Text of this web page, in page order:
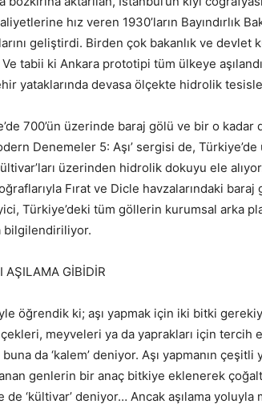
hız veren 1930’ların Bayındırlık
geliştirdi. Birden çok bakanlık ve devlet
tabii ki Ankara prototipi tüm ülkeye
yataklarında devasa ölçekte hidrolik
700’ün üzerinde baraj gölü ve bir o kadar
Denemeler 5: Aşı’ sergisi de,
üzerinden hidrolik dokuyu ele
Fırat ve Dicle havzalarındaki
Türkiye’deki tüm göllerin kurumsal arka
bilgilendiriliyor.
AŞILAMA GİBİDİR
öğrendik ki; aşı yapmak için iki bitki
meyveleri ya da yaprakları için
buna da ‘kalem’ deniyor. Aşı yapmanın
genlerin bir anaç bitkiye eklenerek
de ‘kültivar’ deniyor… Ancak aşılama